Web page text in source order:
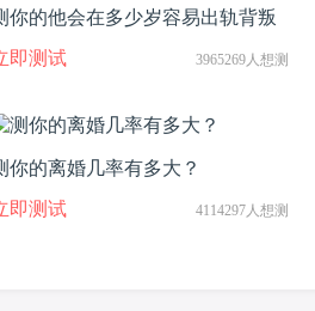
你的他会在多少岁容易出轨背叛
即测试
3965269人想测
你的离婚几率有多大？
即测试
4114297人想测